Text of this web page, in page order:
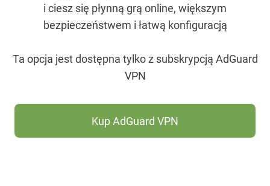
i ciesz się płynną grą online, większym
bezpieczeństwem i łatwą konfiguracją
Ta opcja jest dostępna tylko z subskrypcją AdGuard
VPN
Kup AdGuard VPN